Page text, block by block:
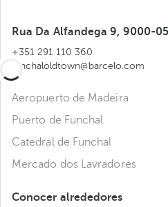
Rua Da Alfandega 9, 9000-
+351 291 110 360
funchaloldtown@barcelo.com
Aeropuerto de Madeira
Puerto de Funchal
Catedral de Funchal
Mercado dos Lavradores
Conocer alrededores